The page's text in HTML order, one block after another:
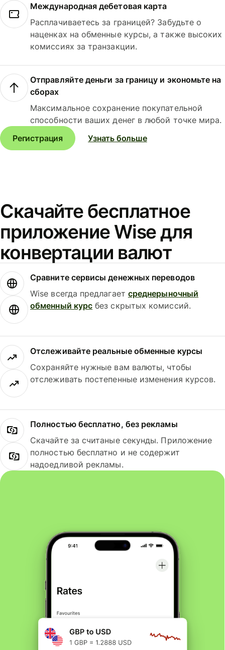
Международная дебетовая карта
Расплачиваетесь за границей? Забудьте о
наценках на обменные курсы, а также высоких
комиссиях за транзакции.
Отправляйте деньги за границу и экономьте на
сборах
Максимальное сохранение покупательной
способности ваших денег в любой точке мира.
Регистрация
Узнать больше
Скачайте бесплатное
приложение Wise для
конвертации валют
Сравните сервисы денежных переводов
Wise всегда предлагает среднерыночный
обменный курс без скрытых комиссий.
Отслеживайте реальные обменные курсы
Сохраняйте нужные вам валюты, чтобы
отслеживать постепенные изменения курсов.
Полностью бесплатно, без рекламы
Скачайте за считаные секунды. Приложение
полностью бесплатно и не содержит
надоедливой рекламы.